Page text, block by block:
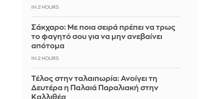
IN 2 HOURS
Σάκχαρο: Με ποια σειρά πρέπει να τρως
το φαγητό σου για να μην ανεβαίνει
απότομα
IN 2 HOURS
Τέλος στην ταλαιπωρία: Ανοίγει τη
Δευτέρα η Παλαιά Παραλιακή στην
Καλλιθέα